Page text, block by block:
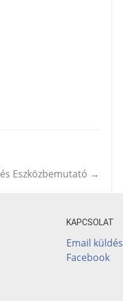
Eszközbemutató →
KAPCSOLAT
Email küldés
Facebook